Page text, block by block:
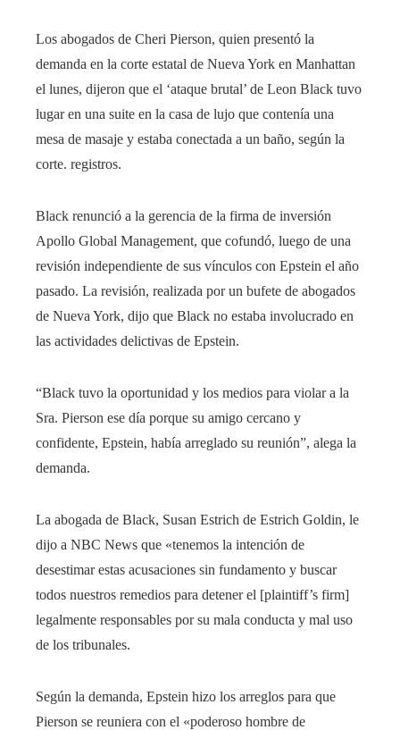
Los abogados de Cheri Pierson, quien presentó la
demanda en la corte estatal de Nueva York en Manhattan
el lunes, dijeron que el ‘ataque brutal’ de Leon Black tuvo
lugar en una suite en la casa de lujo que contenía una
mesa de masaje y estaba conectada a un baño, según la
corte. registros.
Black renunció a la gerencia de la firma de inversión
Apollo Global Management, que cofundó, luego de una
revisión independiente de sus vínculos con Epstein el año
pasado. La revisión, realizada por un bufete de abogados
de Nueva York, dijo que Black no estaba involucrado en
las actividades delictivas de Epstein.
“Black tuvo la oportunidad y los medios para violar a la
Sra. Pierson ese día porque su amigo cercano y
confidente, Epstein, había arreglado su reunión”, alega la
demanda.
La abogada de Black, Susan Estrich de Estrich Goldin, le
dijo a NBC News que «tenemos la intención de
desestimar estas acusaciones sin fundamento y buscar
todos nuestros remedios para detener el [plaintiff’s firm]
legalmente responsables por su mala conducta y mal uso
de los tribunales.
Según la demanda, Epstein hizo los arreglos para que
Pierson se reuniera con el «poderoso hombre de